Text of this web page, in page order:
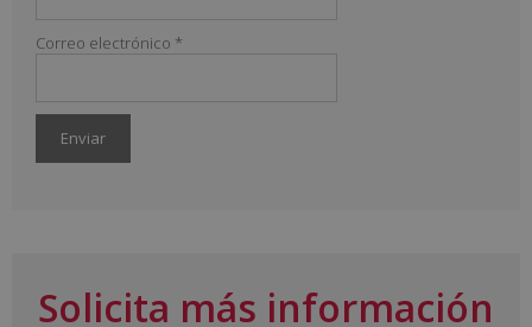
Correo electrónico *
n
Solicita más información